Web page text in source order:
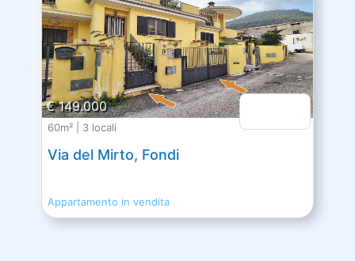
€ 149.000
60m² | 3 locali
Via del Mirto, Fondi
Appartamento in vendita